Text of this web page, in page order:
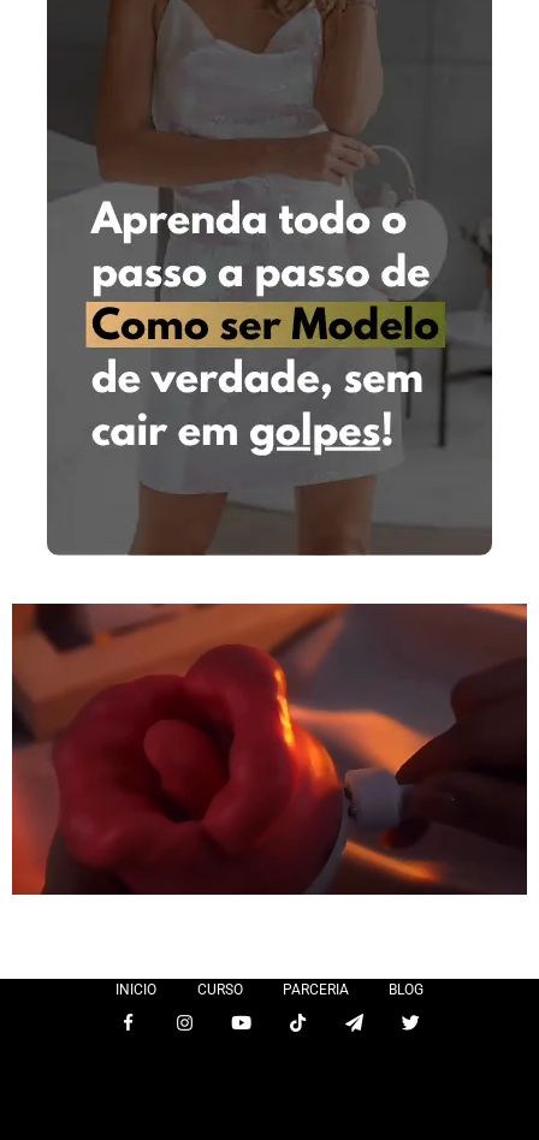
INICIO CURSO PARCERIA BLOG